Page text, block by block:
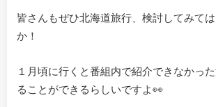
皆さんもぜひ北海道旅行、検討してみて
か！
１月頃に行くと番組内で紹介できなかっ
ることができるらしいですよ👀